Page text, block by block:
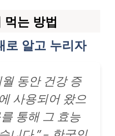
먹는 방법
로 알고 누리자
동안 건강 증
사용되어 왔으
통해 그 효능